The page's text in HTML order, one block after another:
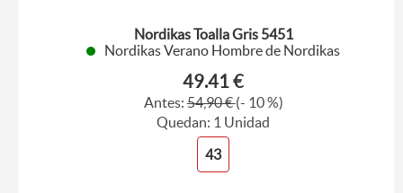
Nordikas Toalla Gris 5451
Nordikas Verano Hombre de Nordikas
49.41 €
Antes:54,90 €(- 10 %)
Quedan: 1 Unidad
43